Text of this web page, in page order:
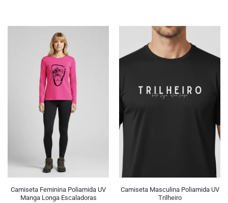
Camiseta Feminina Poliamida UV
Manga Longa Escaladoras
Camiseta Masculina Poliamida UV
Trilheiro